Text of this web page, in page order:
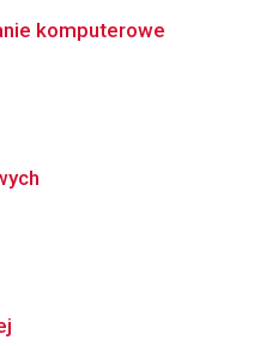
komputerowe